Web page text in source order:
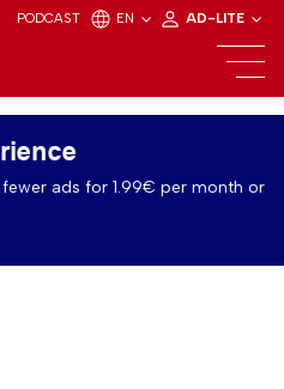
PODCAST EN AD-LITE
ads for 1.99€ per month or